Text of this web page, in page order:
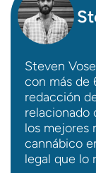
Steven
con más de
redacción
relacionado
los mejores
cannábico
legal que lo